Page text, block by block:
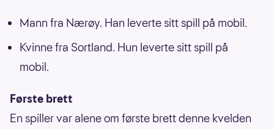
Mann fra Nærøy. Han leverte sitt spill på mobil.
Kvinne fra Sortland. Hun leverte sitt spill på
mobil.
Første brett
En spiller var alene om første brett denne kvelden